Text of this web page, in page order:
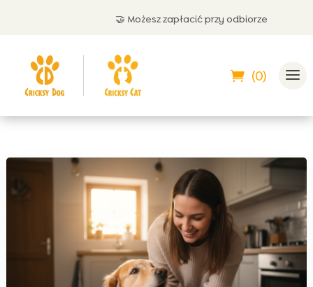
🤝 Możesz zapłacić przy odbiorze
(0)